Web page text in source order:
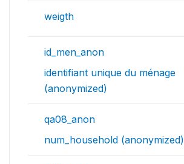
weigth
id_men_anon
identifiant unique du ménage
(anonymized)
qa08_anon
num_household (anonymized)